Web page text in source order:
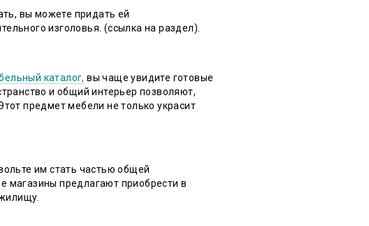
вы можете придать ей
изголовья. (ссылка на раздел).
каталог, вы чаще увидите готовые
и общий интерьер позволяют,
предмет мебели не только украсит
им стать частью общей
магазины предлагают приобрести в